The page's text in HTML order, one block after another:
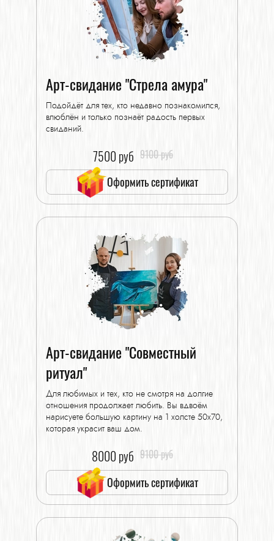
Арт-свидание "Стрела амура"
Подойдёт для тех, кто недавно познакомился,
влюблён и только познаёт радость первых
свиданий.
7500 руб 9100 руб
Оформить сертификат
Арт-свидание "Совместный
ритуал"
Для любимых и тех, кто не смотря на долгие
отношения продолжает любить. Вы вдвоём
нарисуете большую картину на 1 холсте 50х70,
которая украсит ваш дом.
8000 руб 9100 руб
Оформить сертификат